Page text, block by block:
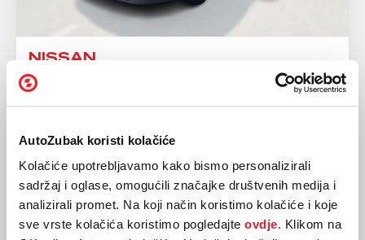
AutoZubak koristi kolačiće
Kolačiće upotrebljavamo kako bismo personalizirali
sadržaj i oglase, omogućili značajke društvenih medija i
analizirali promet. Na koji način koristimo kolačiće i koje
sve vrste kolačića koristimo pogledajte ovdje. Klikom na
NISSAN
QASHQAI 1.3 DIG-T
Hibrid
29.990,00 EUR